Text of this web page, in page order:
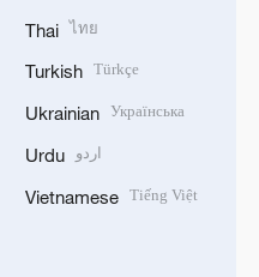
Thai ไทย
Turkish Türkçe
Ukrainian Українська
Urdu اردو
Vietnamese Tiếng Việt